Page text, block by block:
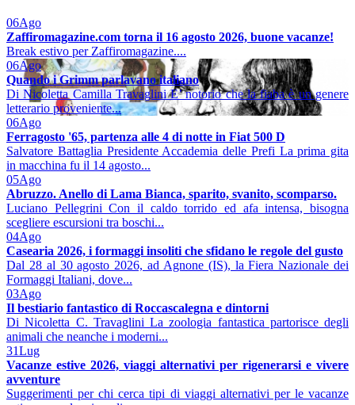
06Ago
Zaffiromagazine.com torna il 16 agosto 2026, buone vacanze!
Break estivo per Zaffiromagazine....
06Ago
Quando i Grimm parlavano italiano
Di Nicoletta Camilla Travaglini E’ notorio che la fiaba è un genere
letterario proveniente...
06Ago
Ferragosto '65, partenza alle 4 di notte in Fiat 500 D
Salvatore Battaglia Presidente Accademia delle Prefi La prima gita
in macchina fu il 14 agosto...
05Ago
Abruzzo. Anello di Lama Bianca, sparito, svanito, scomparso.
Luciano Pellegrini Con il caldo torrido ed afa intensa, bisogna
scegliere escursioni tra boschi...
04Ago
Casearia 2026, i formaggi insoliti che sfidano le regole del gusto
Dal 28 al 30 agosto 2026, ad Agnone (IS), la Fiera Nazionale dei
Formaggi Italiani, dove...
03Ago
Il bestiario fantastico di Roccascalegna e dintorni
Di Nicoletta C. Travaglini La zoologia fantastica partorisce degli
animali che neanche i moderni...
31Lug
Vacanze estive 2026, viaggi alternativi per rigenerarsi e vivere
avventure
Suggerimenti per chi cerca tipi di viaggi alternativi per le vacanze